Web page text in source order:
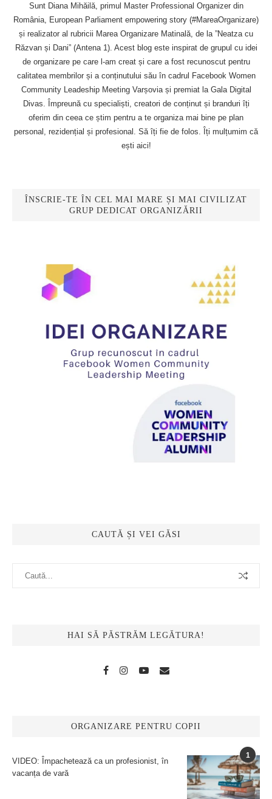
Sunt Diana Mihăilă, primul Master Professional Organizer din
România, European Parliament empowering story (#MareaOrganizare)
și realizator al rubricii Marea Organizare Matinală, de la ”Neatza cu
Răzvan și Dani” (Antena 1). Acest blog este inspirat de grupul cu idei
de organizare pe care l-am creat și care a fost recunoscut pentru
calitatea membrilor și a conținutului său în cadrul Facebook Women
Community Leadeship Meeting Varșovia și premiat la Gala Digital
Divas. Împreună cu specialiști, creatori de conținut și branduri îți
oferim din ceea ce știm pentru a te organiza mai bine pe plan
personal, rezidențial și profesional. Să îți fie de folos. Îți mulțumim că
ești aici!
ÎNSCRIE-TE ÎN CEL MAI MARE ȘI MAI CIVILIZAT
GRUP DEDICAT ORGANIZĂRII
CAUTĂ ȘI VEI GĂSI
HAI SĂ PĂSTRĂM LEGĂTURA!
ORGANIZARE PENTRU COPII
1
VIDEO: Împachetează ca un profesionist, în
vacanța de vară